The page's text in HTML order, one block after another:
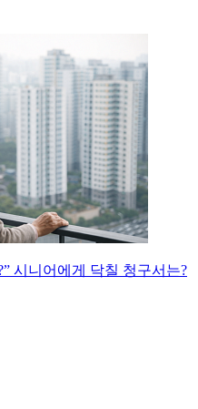
시니어에게 닥칠 청구서는?